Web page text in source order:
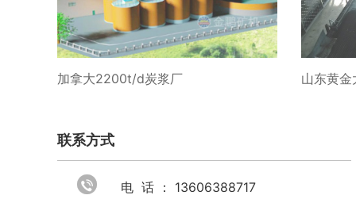
加拿大2200t/d炭浆厂 山东黄
联系方式
 电 话 ： 13606388717